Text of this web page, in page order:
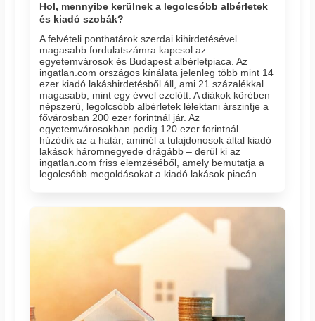
Hol, mennyibe kerülnek a legolcsóbb albérletek
és kiadó szobák?
A felvételi ponthatárok szerdai kihirdetésével
magasabb fordulatszámra kapcsol az
egyetemvárosok és Budapest albérletpiaca. Az
ingatlan.com országos kínálata jelenleg több mint 14
ezer kiadó lakáshirdetésből áll, ami 21 százalékkal
magasabb, mint egy évvel ezelőtt. A diákok körében
népszerű, legolcsóbb albérletek lélektani árszintje a
fővárosban 200 ezer forintnál jár. Az
egyetemvárosokban pedig 120 ezer forintnál
húzódik az a határ, aminél a tulajdonosok által kiadó
lakások háromnegyede drágább – derül ki az
ingatlan.com friss elemzéséből, amely bemutatja a
legolcsóbb megoldásokat a kiadó lakások piacán.